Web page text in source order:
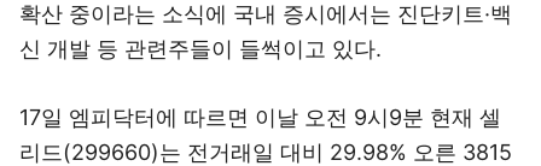
확산 중이라는 소식에 국내 증시에서는 진단키트·백
신 개발 등 관련주들이 들썩이고 있다.
17일 엠피닥터에 따르면 이날 오전 9시9분 현재 셀
리드(299660)는 전거래일 대비 29.98% 오른 3815